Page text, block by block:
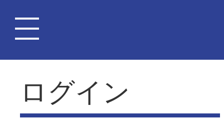
ログイン